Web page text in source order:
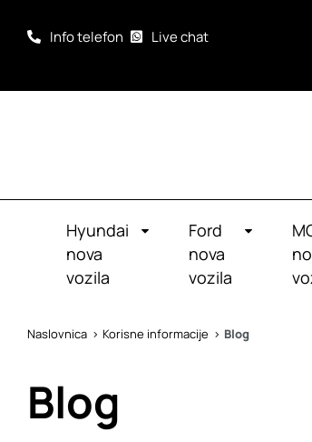
Info telefon Live chat
Hyundai
nova
vozila
Ford
nova
vozila
Naslovnica Korisne informacije Blog
Blog